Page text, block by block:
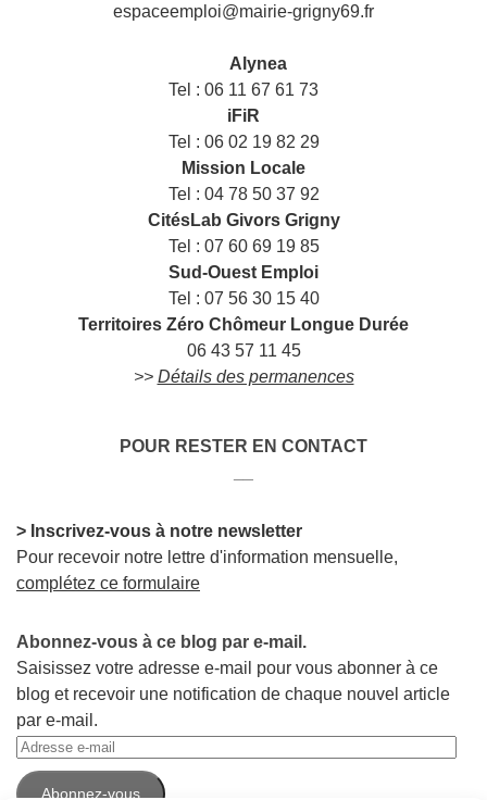
espaceemploi@mairie-grigny69.fr
Alynea
Tel : 06 11 67 61 73
iFiR
Tel : 06 02 19 82 29
Mission Locale
Tel : 04 78 50 37 92
CitésLab Givors Grigny
Tel : 07 60 69 19 85
Sud-Ouest Emploi
Tel : 07 56 30 15 40
Territoires Zéro Chômeur Longue Durée
06 43 57 11 45
>> Détails des permanences
POUR RESTER EN CONTACT
> Inscrivez-vous à notre newsletter
Pour recevoir notre lettre d'information mensuelle,
complétez ce formulaire
Abonnez-vous à ce blog par e-mail.
Saisissez votre adresse e-mail pour vous abonner à ce
blog et recevoir une notification de chaque nouvel article
par e-mail.
Adresse
e-
Abonnez-vous